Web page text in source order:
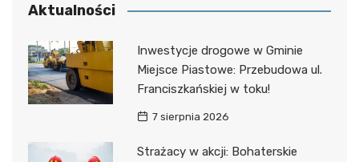
Aktualności
Inwestycje drogowe w Gminie
Miejsce Piastowe: Przebudowa ul.
Franciszkańskiej w toku!
7 sierpnia 2026
Strażacy w akcji: Bohaterskie